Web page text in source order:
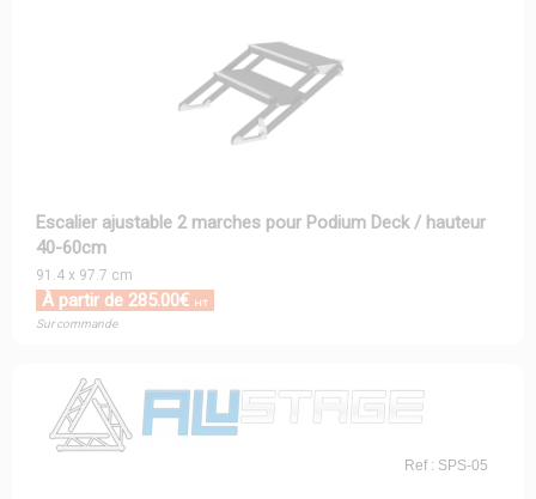
Escalier ajustable 2 marches pour Podium Deck / hauteur
40-60cm
91.4 x 97.7 cm
À partir de 285.00€ HT
Sur commande
Ref : SPS-05